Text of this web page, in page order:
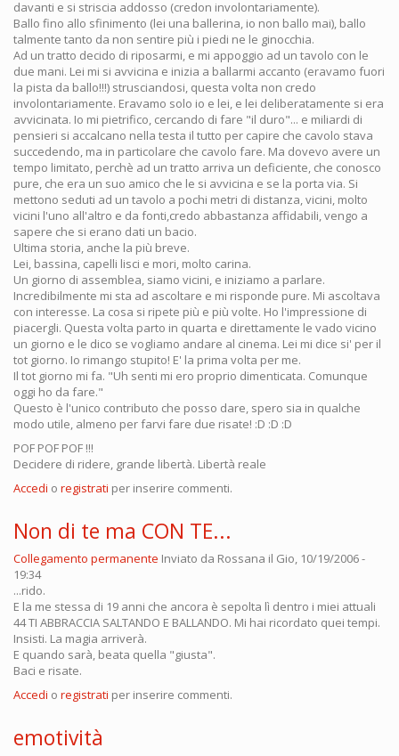
davanti e si striscia addosso (credon involontariamente).
Ballo fino allo sfinimento (lei una ballerina, io non ballo mai), ballo
talmente tanto da non sentire più i piedi ne le ginocchia.
Ad un tratto decido di riposarmi, e mi appoggio ad un tavolo con le
due mani. Lei mi si avvicina e inizia a ballarmi accanto (eravamo fuori
la pista da ballo!!!) strusciandosi, questa volta non credo
involontariamente. Eravamo solo io e lei, e lei deliberatamente si era
avvicinata. Io mi pietrifico, cercando di fare "il duro"... e miliardi di
pensieri si accalcano nella testa il tutto per capire che cavolo stava
succedendo, ma in particolare che cavolo fare. Ma dovevo avere un
tempo limitato, perchè ad un tratto arriva un deficiente, che conosco
pure, che era un suo amico che le si avvicina e se la porta via. Si
mettono seduti ad un tavolo a pochi metri di distanza, vicini, molto
vicini l'uno all'altro e da fonti,credo abbastanza affidabili, vengo a
sapere che si erano dati un bacio.
Ultima storia, anche la più breve.
Lei, bassina, capelli lisci e mori, molto carina.
Un giorno di assemblea, siamo vicini, e iniziamo a parlare.
Incredibilmente mi sta ad ascoltare e mi risponde pure. Mi ascoltava
con interesse. La cosa si ripete più e più volte. Ho l'impressione di
piacergli. Questa volta parto in quarta e direttamente le vado vicino
un giorno e le dico se vogliamo andare al cinema. Lei mi dice si' per il
tot giorno. Io rimango stupito! E' la prima volta per me.
Il tot giorno mi fa. "Uh senti mi ero proprio dimenticata. Comunque
oggi ho da fare."
Questo è l'unico contributo che posso dare, spero sia in qualche
modo utile, almeno per farvi fare due risate! :D :D :D
POF POF POF !!!
Decidere di ridere, grande libertà. Libertà reale
Accedi o registrati per inserire commenti.
Non di te ma CON TE...
Collegamento permanente Inviato da Rossana il Gio, 10/19/2006 -
19:34
...rido.
E la me stessa di 19 anni che ancora è sepolta lì dentro i miei attuali
44 TI ABBRACCIA SALTANDO E BALLANDO. Mi hai ricordato quei tempi.
Insisti. La magia arriverà.
E quando sarà, beata quella "giusta".
Baci e risate.
Accedi o registrati per inserire commenti.
emotività